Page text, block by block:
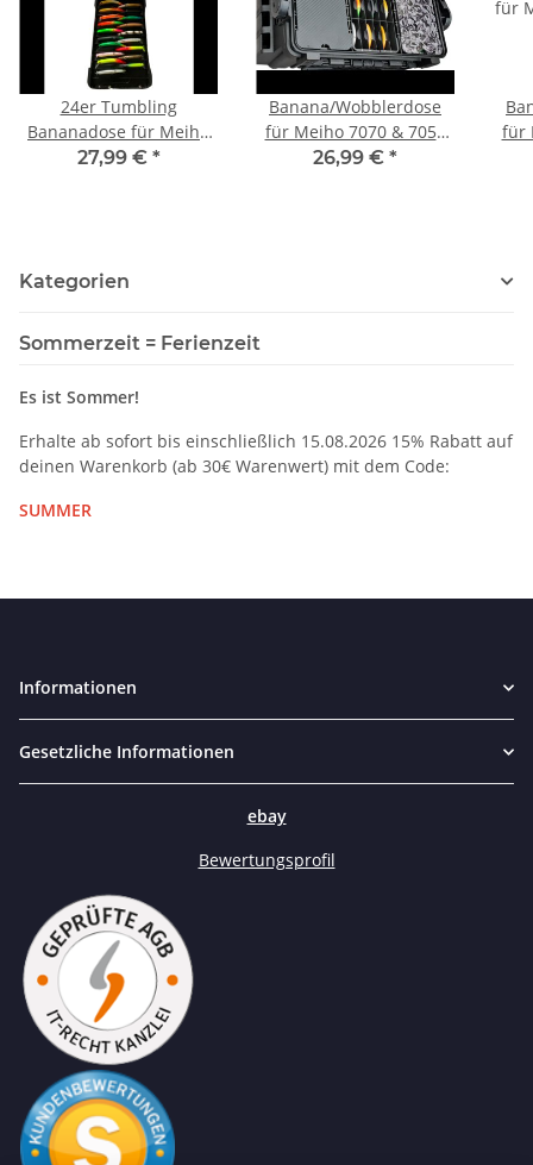
24er Tumbling
Bananadose für Meiho
7070 & 7055 Schwarz
27,99 € *
Banana/Wobblerdose
für Meiho 7070 & 7055
Schwarz Carbon
26,99 € *
für
Kategorien
Sommerzeit = Ferienzeit
Es ist Sommer!
Erhalte ab sofort bis einschließlich 15.08.2026 15% Rabatt auf
deinen Warenkorb (ab 30€ Warenwert) mit dem Code:
SUMMER
Informationen
Gesetzliche Informationen
ebay
Bewertungsprofil